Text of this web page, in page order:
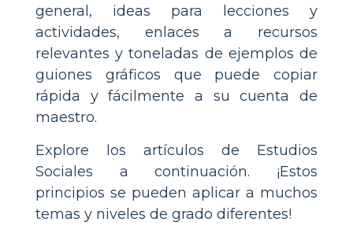
general, ideas para lecciones y
actividades, enlaces a recursos
relevantes y toneladas de ejemplos de
guiones gráficos que puede copiar
rápida y fácilmente a su cuenta de
maestro.
Explore los artículos de Estudios
Sociales a continuación. ¡Estos
principios se pueden aplicar a muchos
temas y niveles de grado diferentes!